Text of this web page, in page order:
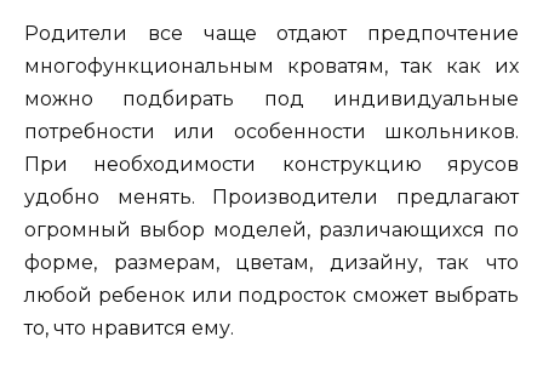
Родители все чаще отдают предпочтение
многофункциональным кроватям, так как их
можно подбирать под индивидуальные
потребности или особенности школьников.
При необходимости конструкцию ярусов
удобно менять. Производители предлагают
огромный выбор моделей, различающихся по
форме, размерам, цветам, дизайну, так что
любой ребенок или подросток сможет выбрать
то, что нравится ему.